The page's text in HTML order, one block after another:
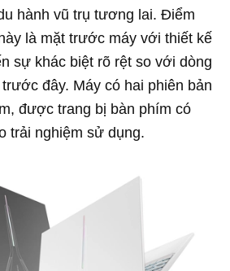
hành vũ trụ tương lai. Điểm
là mặt trước máy với thiết kế
sự khác biệt rõ rệt so với dòng
đây. Máy có hai phiên bản
được trang bị bàn phím có
trải nghiệm sử dụng.